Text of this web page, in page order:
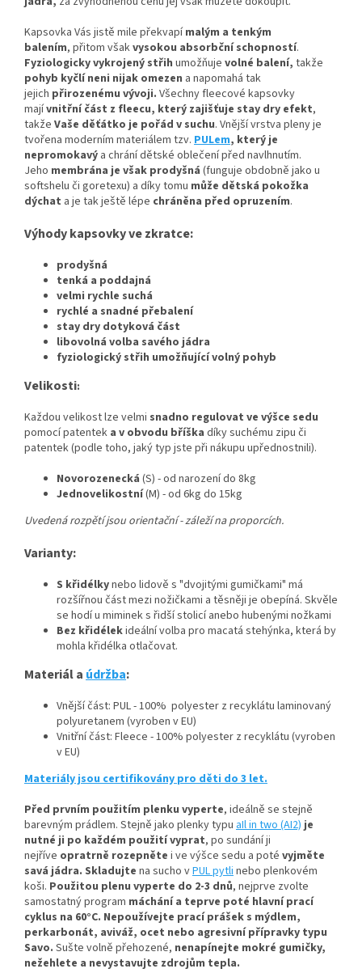
Kapsovka Vás jistě mile překvapímalým a tenkým
balením, přitom všakvysokou absorbční schopností.
Fyziologicky vykrojený střih umožňuje volné balení, takže
pohyb kyčlí neni nijak omezen a napomahá tak
jejich přirozenému vývoji. Všechny fleecové kapsovky
majívnitřní část z fleecu, který zajišťuje stay dry efekt,
takže Vaše děťátko je pořád v suchu. Vnější vrstva pleny je
tvořena moderním materiálem tzv. PULem, který je
nepromokavý a chrání dětské oblečení před navlhnutím.
Jeho membrána je však prodyšná (funguje obdobně jako u
softshelu či goretexu) a díky tomu může dětská pokožka
dýchat a je tak ještě lépe chráněna před opruzením.
Výhody kapsovky ve zkratce:
prodyšná
tenká a poddajná
velmi rychle suchá
rychlé a snadné přebalení
stay dry dotyková část
libovolná volba savého jádra
fyziologický střih umožňující volný pohyb
Velikosti:
Každou velikost lze velmi snadno regulovat ve výšce sedu
pomocí patentek a v obvodu bříška díky suchému zipu či
patentek (podle toho, jaký typ jste při nákupu upřednostnili).
Novorozenecká (S) - od narození do 8kg
Jednovelikostní(M) - od 6kg do 15kg
Uvedená rozpětí jsou orientační - záleží na proporcích.
Varianty:
S křidélkynebo lidově s "dvojitými gumičkami" má
rozšířnou část mezi nožičkami a těsněji je obepíná. Skvěle
se hodí u miminek s řidší stolicí anebo hubenými nožkami
Bez křidélekideální volba pro macatá stehýnka, která by
mohla křidélka otlačovat.
Materiál a údržba:
Vnější část: PUL - 100% polyester z recyklátu laminovaný
polyuretanem (vyroben v EU)
Vnitřní část: Fleece - 100% polyester z recyklátu (vyroben
v EU)
Materiály jsou certifikovány pro děti do 3 let.
Před prvním použitím plenku vyperte, ideálně se stejně
barevným prádlem. Stejně jako plenky typu aIl in two (AI2) je
nutné ji po každém použití vyprat, po sundání ji
nejříve opratrně rozepněte i ve výšce sedu a poté vyjměte
savá jádra. Skladujte na sucho vPUL pytlinebo plenkovém
koši. Použitou plenu vyperte do 2-3 dnů, nejprve zvolte
samostatný program máchání a teprve poté hlavní prací
cyklus na 60°C. Nepoužívejte prací prášek s mýdlem,
perkarbonát, aviváž, ocet nebo agresivní přípravky typu
Savo. Sušte volně přehozené, nenapínejte mokré gumičky,
nežehlete a nevystavujte zdrojům tepla.